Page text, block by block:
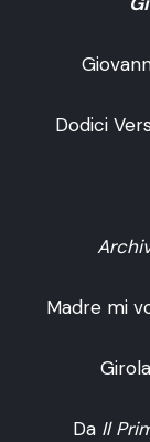
Dodici
Madre mi
Da Il